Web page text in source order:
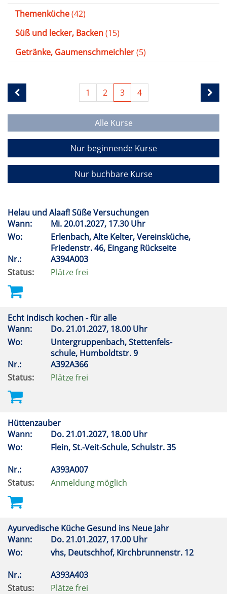
Themenküche(42)
Süß und lecker, Backen(15)
Getränke, Gaumenschmeichler(5)
1 2 3 4
Alle Kurse
Nur beginnende Kurse
Nur buchbare Kurse
Helau und Alaaf! Süße Versuchungen
Wann:
Mi.20.01.2027, 17.30 Uhr
Wo:
Erlenbach, Alte Kelter, Vereinsküche,
Friedenstr. 46, Eingang Rückseite
Nr.:
A394A003
Status:
Plätze frei
Echt indisch kochen - für alle
Wann:
Do.21.01.2027, 18.00 Uhr
Wo:
Untergruppenbach, Stettenfels-
schule, Humboldtstr. 9
Nr.:
A392A366
Status:
Plätze frei
Hüttenzauber
Wann:
Do.21.01.2027, 18.00 Uhr
Wo:
Flein, St.-Veit-Schule, Schulstr. 35
Nr.:
A393A007
Status:
Anmeldung möglich
Ayurvedische Küche Gesund ins Neue Jahr
Wann:
Do.21.01.2027, 17.00 Uhr
Wo:
vhs, Deutschhof, Kirchbrunnenstr. 12
Nr.:
A393A403
Status:
Plätze frei